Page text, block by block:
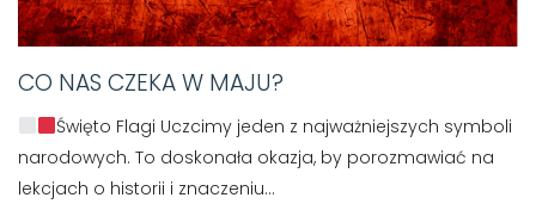
CO NAS CZEKA W MAJU?
Święto Flagi Uczcimy jeden z najważniejszych symboli
narodowych. To doskonała okazja, by porozmawiać na
lekcjach o historii i znaczeniu...